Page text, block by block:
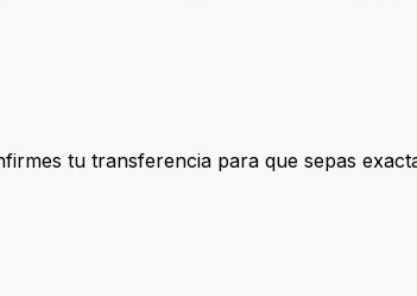
tu transferencia para que sepas